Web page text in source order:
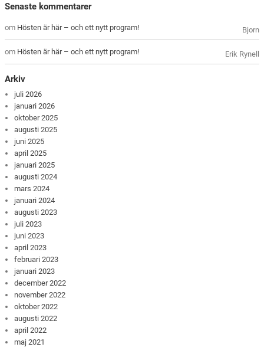
Senaste kommentarer
Bjorn
om Hösten är här – och ett nytt program!
Erik Rynell
om Hösten är här – och ett nytt program!
Arkiv
juli 2026
januari 2026
oktober 2025
augusti 2025
juni 2025
april 2025
januari 2025
augusti 2024
mars 2024
januari 2024
augusti 2023
juli 2023
juni 2023
april 2023
februari 2023
januari 2023
december 2022
november 2022
oktober 2022
augusti 2022
april 2022
maj 2021